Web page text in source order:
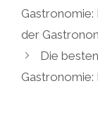
Gastronomie:
der
Die
Gastronomie: